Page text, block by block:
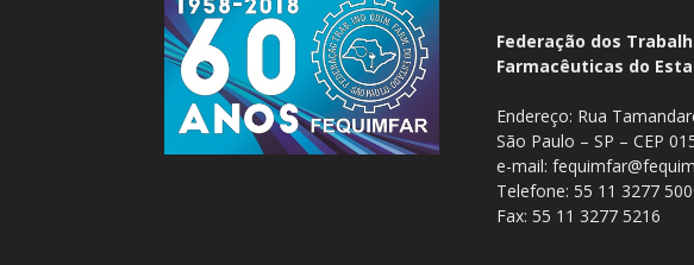
Federação dos
Farmacêuticas do
Endereço: Rua
São Paulo – SP – CEP
e-mail:
Telefone: 55 11 3277
Fax: 55 11 3277 5216